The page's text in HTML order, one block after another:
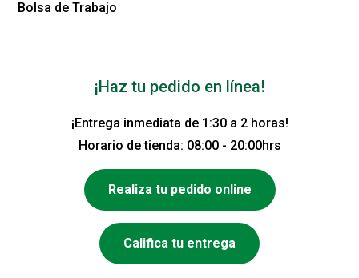
Bolsa de Trabajo
¡Haz tu pedido en línea!
¡Entrega inmediata de 1:30 a 2 horas!
Horario de tienda: 08:00 - 20:00hrs
Realiza tu pedido online
Califica tu entrega